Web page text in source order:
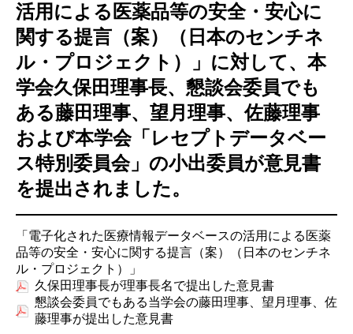
諸規定
アクセスマップ
委員会・タスクフォース
各種資料アーカイブ
意見・報告書
名簿
編集委員会からのお知らせ
タベース調査
Outcome Denfintion Repository
データベース研究公募
初学者のための薬剤疫学講座
実務者のためのデータベース研究講座
チュートリアル「薬剤疫学の基礎と文献の批判的吟
味・グループ討論」
国際薬剤疫学会ISPEとは
活用による医薬品等の安全・安心に
関する提言（案）（日本のセンチネ
ル・プロジェクト）」に対して、本
学会久保田理事長、懇談会委員でも
ある藤田理事、望月理事、佐藤理事
および本学会「レセプトデータベー
ス特別委員会」の小出委員が意見書
を提出されました。
「電子化された医療情報データベースの活用による医薬
品等の安全・安心に関する提言（案）（日本のセンチネ
ル・プロジェクト）」
久保田理事長が理事長名で提出した意見書
懇談会委員でもある当学会の藤田理事、望月理事、佐
藤理事が提出した意見書